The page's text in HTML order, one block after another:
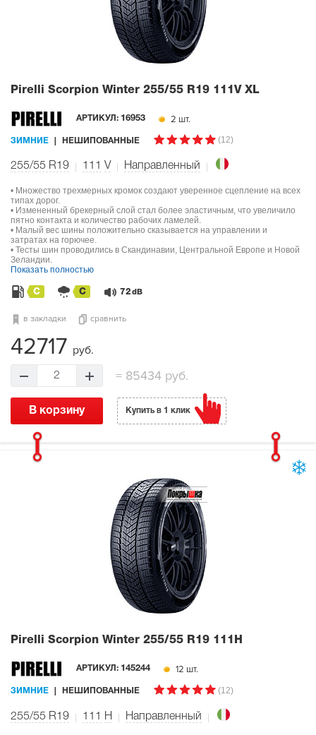
Pirelli Scorpion Winter 255/55 R19 111V XL
АРТИКУЛ: 16953 2 шт.
ЗИМНИЕ НЕШИПОВАННЫЕ (12)
255/55 R19 111 V Направленный
• Множество трехмерных кромок создают уверенное сцепление на всех
типах дорог.
• Измененный брекерный слой стал более эластичным, что увеличило
пятно контакта и количество рабочих ламелей.
• Малый вес шины положительно сказывается на управлении и
затратах на горючее.
• Тесты шин проводились в Скандинавии, Центральной Европе и Новой
Зеландии.
Показать полностью
C C 72 dB
в закладки сравнить
42717 руб.
2 = 85434 руб.
В корзину Купить в 1 клик
Pirelli Scorpion Winter 255/55 R19 111H
АРТИКУЛ: 145244 12 шт.
ЗИМНИЕ НЕШИПОВАННЫЕ (12)
255/55 R19 111 H Направленный